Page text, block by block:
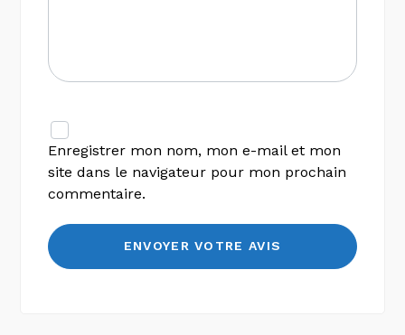
Enregistrer mon nom, mon e-mail et mon
site dans le navigateur pour mon prochain
commentaire.